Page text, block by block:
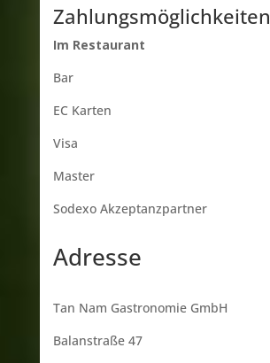
Zahlungsmöglichkeiten
Im Restaurant
Bar
EC Karten
Visa
Master
Sodexo Akzeptanzpartner
Adresse
Tan Nam Gastronomie GmbH
Balanstraße 47